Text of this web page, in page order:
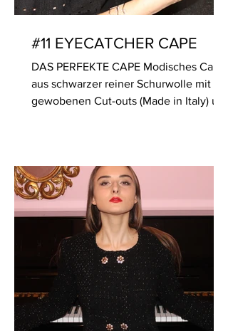
#11 EYECATCHER CAPE
DAS PERFEKTE CAPE Modisches Cape
aus schwarzer reiner Schurwolle mit
gewobenen Cut-outs (Made in Italy) und